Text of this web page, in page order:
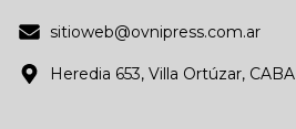
sitioweb@ovnipress.com.ar
Heredia 653, Villa Ortúzar, CABA